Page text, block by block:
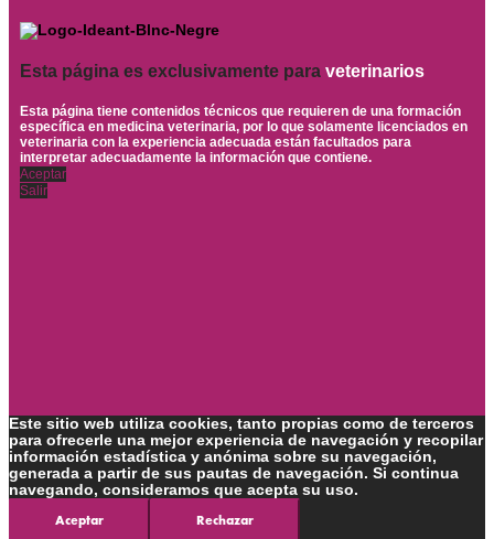
Esta página es exclusivamente para veterinarios
Esta página tiene contenidos técnicos que requieren de una formación
específica en medicina veterinaria, por lo que solamente licenciados en
veterinaria con la experiencia adecuada están facultados para
interpretar adecuadamente la información que contiene.
Aceptar
Salir
Este sitio web utiliza cookies, tanto propias como de terceros
para ofrecerle una mejor experiencia de navegación y recopilar
información estadística y anónima sobre su navegación,
generada a partir de sus pautas de navegación. Si continua
navegando, consideramos que acepta su uso.
Aceptar Rechazar